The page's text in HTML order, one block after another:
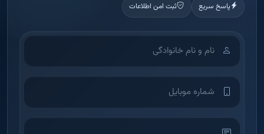
پاسخ سریع ثبت امن اطلاعات